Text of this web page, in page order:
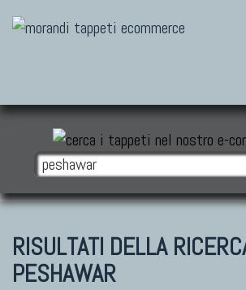
RISULTATI DELLA
PESHAWAR